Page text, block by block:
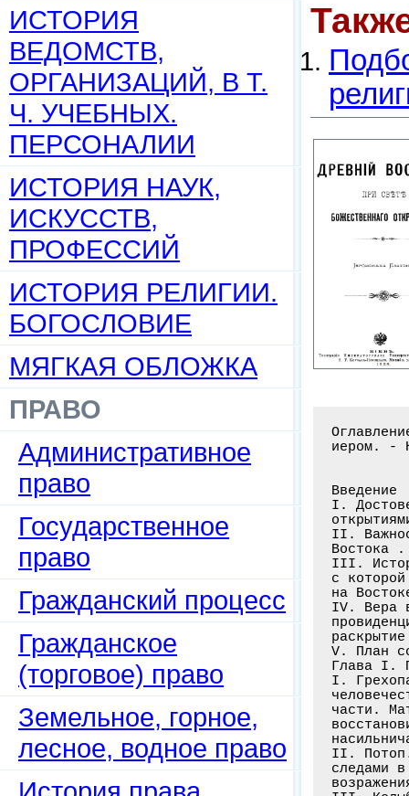
ИСТОРИЯ
ВЕДОМСТВ,
ОРГАНИЗАЦИЙ, В Т.
Ч. УЧЕБНЫХ.
ПЕРСОНАЛИИ
ИСТОРИЯ НАУК,
ИСКУССТВ,
ПРОФЕССИЙ
ИСТОРИЯ РЕЛИГИИ.
БОГОСЛОВИЕ
МЯГКАЯ ОБЛОЖКА
ПРАВО
Административное
право
Государственное
право
Гражданский процесс
Гражданское
(торговое) право
Земельное, горное,
лесное, водное право
иером. -
Введение
I.
II.
III.
с
на
IV. Вера
V.
Глава I.
I.
части.
II. Потоп.
следами